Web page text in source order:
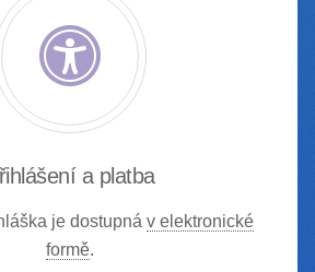
a platba
je dostupná v elektronické
formě.